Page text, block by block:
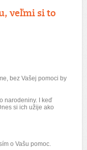
veľmi si to
bez Vašej pomoci by
narodeniny. I keď
si ich užije ako
o Vašu pomoc.